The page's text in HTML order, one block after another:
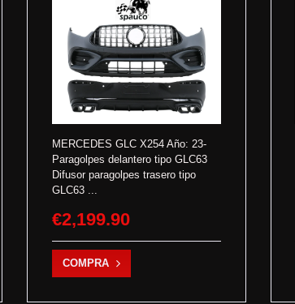
MERCEDES GLC X254 Año: 23-
Paragolpes delantero tipo GLC63
Difusor paragolpes trasero tipo
GLC63 ...
€2,199.90
COMPRA